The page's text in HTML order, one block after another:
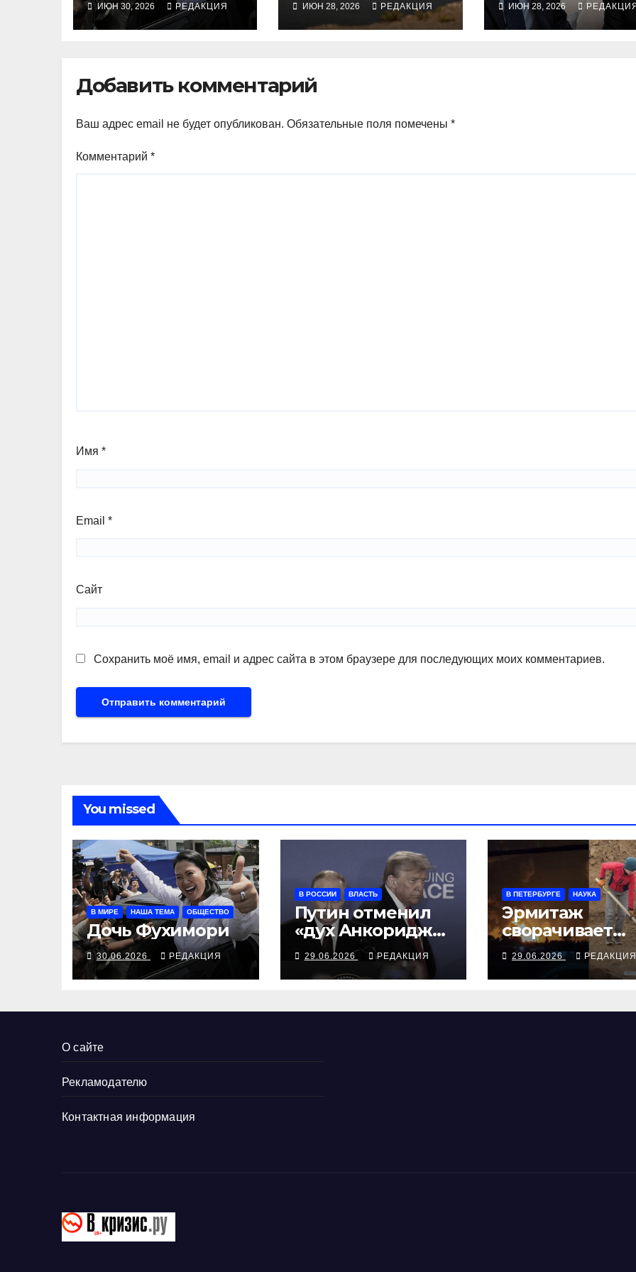
ИЮН 30, 2026 РЕДАКЦИЯ
воздушными
ударами
ИЮН 28, 2026 РЕДАКЦИЯ
публичного
освещения
ИЮН 28, 2026
Добавить комментарий
Ваш адрес email не будет опубликован. Обязательные поля помечены *
Комментарий *
Имя *
Email *
Сайт
Сохранить моё имя, email и адрес сайта в этом браузере для последующих моих комментариев.
You missed
В МИРЕ НАША ТЕМА ОБЩЕСТВО
Дочь Фухимори
30.06.2026 РЕДАКЦИЯ
В РОССИИ ВЛАСТЬ
Путин отменил
«дух Анкориджа»
в связи с
топливным
дефицитом
29.06.2026 РЕДАКЦИЯ
В ПЕТЕРБУРГЕ НАУКА
Эрмитаж
сворачивает
экспедиции в
Крыму
29.06.2026 РЕДАКЦИЯ
О сайте
Рекламодателю
Контактная информация